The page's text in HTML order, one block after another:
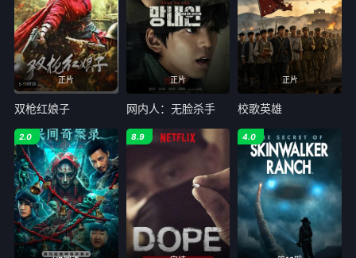
正片
双枪红娘子
正片
网内人：无脸杀手
正片
校歌英雄
2.0 8.9 4.0